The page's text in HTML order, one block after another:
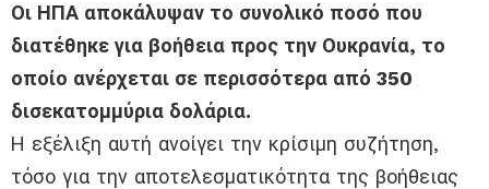
Οι ΗΠΑ αποκάλυψαν το συνολικό ποσό που
διατέθηκε για βοήθεια προς την Ουκρανία, το
οποίο ανέρχεται σε περισσότερα από 350
δισεκατομμύρια δολάρια.
Η εξέλιξη αυτή ανοίγει την κρίσιμη συζήτηση,
τόσο για την αποτελεσματικότητα της βοήθειας